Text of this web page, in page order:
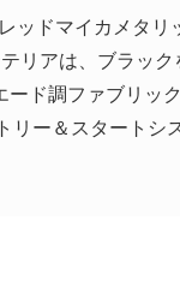
ッドマイカメタ
リアは、ブラッ
ド調ファブリッ
ー＆スタートシ